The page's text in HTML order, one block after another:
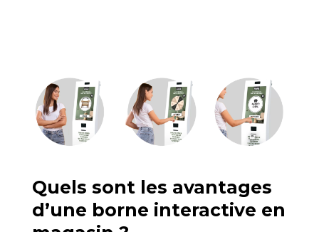
Quels sont les avantages
d’une borne interactive en